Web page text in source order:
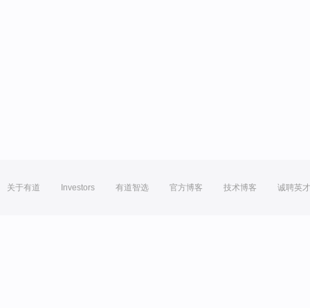
关于有道 Investors 有道智选 官方博客 技术博客 诚聘英才